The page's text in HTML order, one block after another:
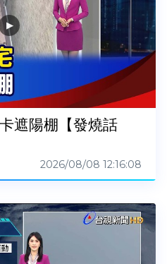
遮陽棚【發燒話
2026/08/08 12:16:08